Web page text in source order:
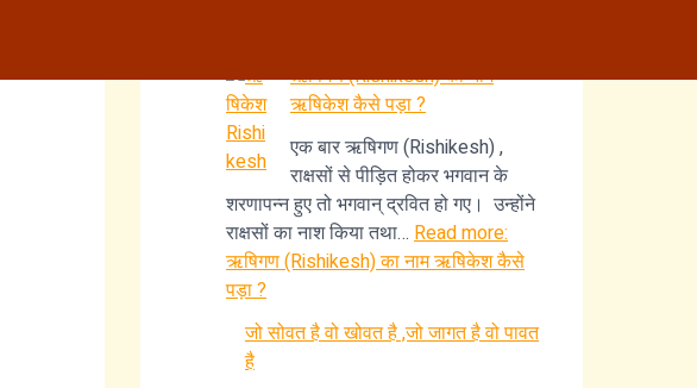
ऋषिगण (Rishikesh) का नाम
ऋषिकेश कैसे पड़ा ?
एक बार ऋषिगण (Rishikesh) ,
राक्षसों से पीड़ित होकर भगवान के
शरणापन्न हुए तो भगवान् द्रवित हो गए। उन्होंने
राक्षसों का नाश किया तथा… Read more:
ऋषिगण (Rishikesh) का नाम ऋषिकेश कैसे
पड़ा ?
जो सोवत है वो खोवत है ,जो जागत है वो पावत
है